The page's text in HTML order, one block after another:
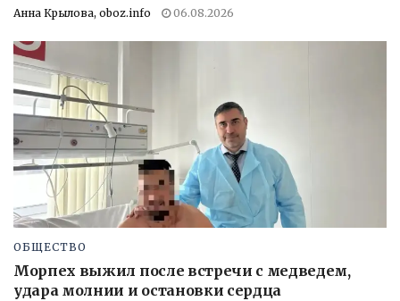
Анна Крылова, oboz.info 06.08.2026
ОБЩЕСТВО
Морпех выжил после встречи с медведем,
удара молнии и остановки сердца